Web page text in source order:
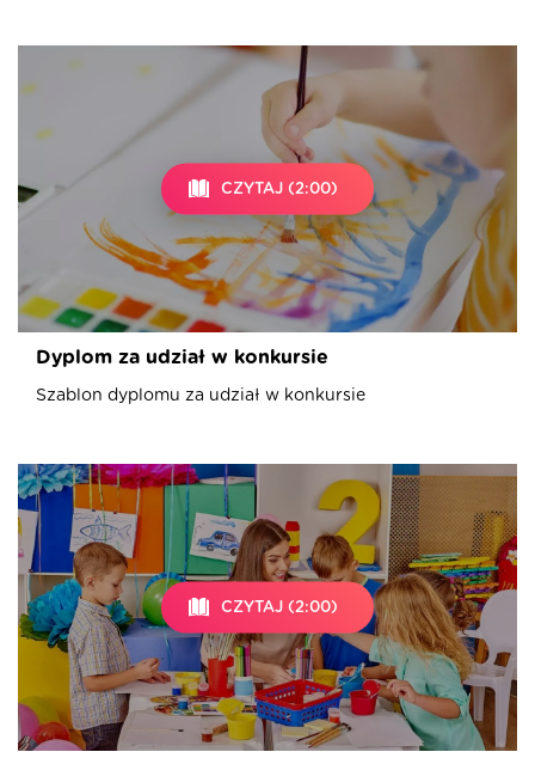
CZYTAJ (2:00)
Dyplom za udział w konkursie
Szablon dyplomu za udział w konkursie
CZYTAJ (2:00)